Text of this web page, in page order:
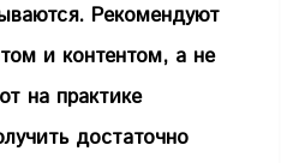
Рекомендуют
и контентом, а не
на практике
достаточно